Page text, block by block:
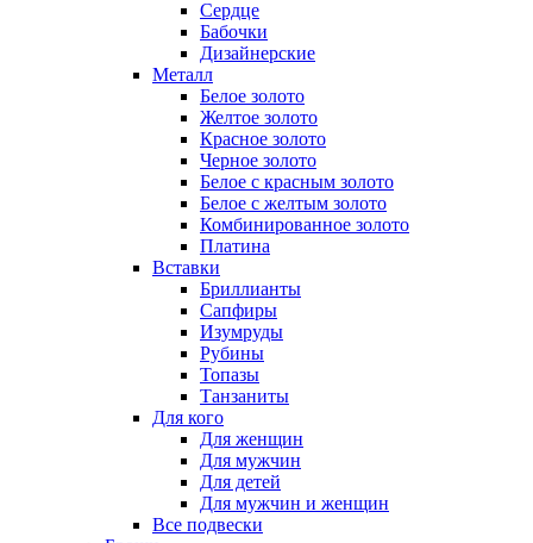
Сердце
Бабочки
Дизайнерские
Металл
Белое золото
Желтое золото
Красное золото
Черное золото
Белое с красным золото
Белое с желтым золото
Комбинированное золото
Платина
Вставки
Бриллианты
Сапфиры
Изумруды
Рубины
Топазы
Танзаниты
Для кого
Для женщин
Для мужчин
Для детей
Для мужчин и женщин
Все подвески